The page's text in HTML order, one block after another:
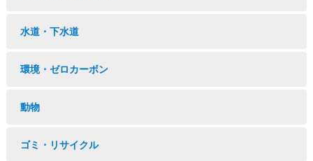
水道・下水道
環境・ゼロカーボン
動物
ゴミ・リサイクル